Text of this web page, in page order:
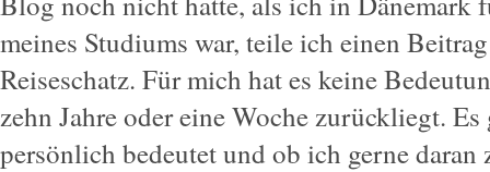
meines Studiums war, teile ich einen
Reiseschatz. Für mich hat es keine
zehn Jahre oder eine Woche zurückliegt.
persönlich bedeutet und ob ich gerne daran